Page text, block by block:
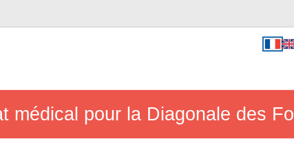
médical pour la Diagonale des